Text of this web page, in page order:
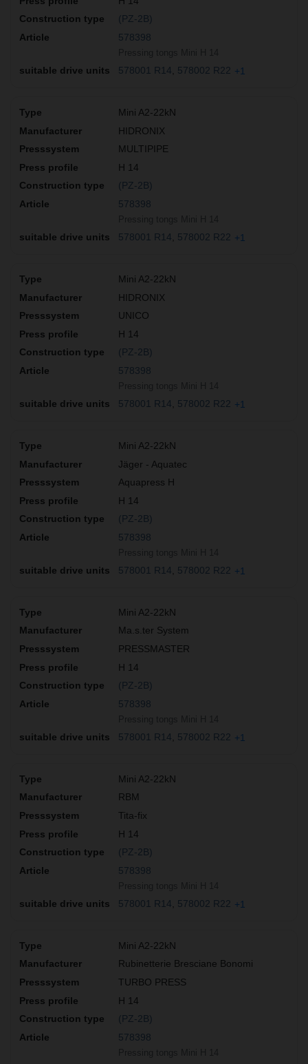
(PZ-2B)
578398
578001 R14 578002 R22 +1
Mini A2-22kN
HIDRONIX
MULTIPIPE
H 14
(PZ-2B)
578398
578001 R14 578002 R22 +1
Mini A2-22kN
HIDRONIX
UNICO
H 14
(PZ-2B)
578398
578001 R14 578002 R22 +1
Mini A2-22kN
Jäger - Aquatec
Aquapress H
H 14
(PZ-2B)
578398
578001 R14 578002 R22 +1
Mini A2-22kN
Ma.s.ter System
PRESSMASTER
H 14
(PZ-2B)
578398
578001 R14 578002 R22 +1
Mini A2-22kN
RBM
Tita-fix
H 14
(PZ-2B)
578398
578001 R14 578002 R22 +1
Mini A2-22kN
Rubinetterie Bresciane Bonomi
TURBO PRESS
H 14
(PZ-2B)
578398